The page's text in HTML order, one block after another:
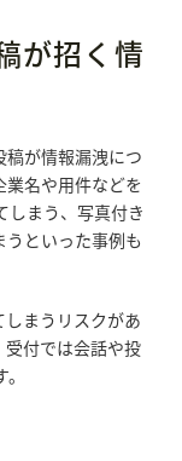
が招く情
稿が情報漏洩につ
名や用件などを
しまう、写真付き
といった事例も
まうリスクがあ
受付では会話や投